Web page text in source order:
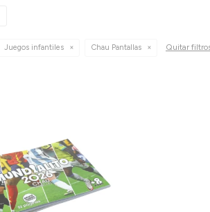
Juegos infantiles Chau Pantallas Quitar